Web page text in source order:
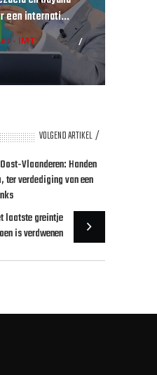
een internati...
- IMT
VOLGEND ARTIKEL
Vlaanderen: Handen
ter verdediging van een
laatste greintje
is verdwenen